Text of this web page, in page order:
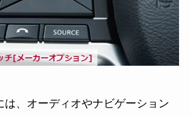
は、オーディオやナビゲーション